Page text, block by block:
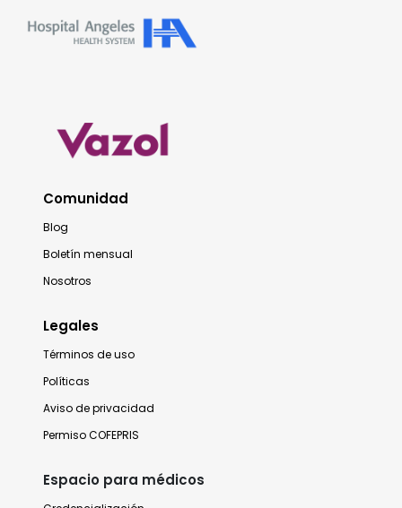
Comunidad
Blog
Boletín mensual
Nosotros
Legales
Términos de uso
Políticas
Aviso de privacidad
Permiso COFEPRIS
Espacio para médicos